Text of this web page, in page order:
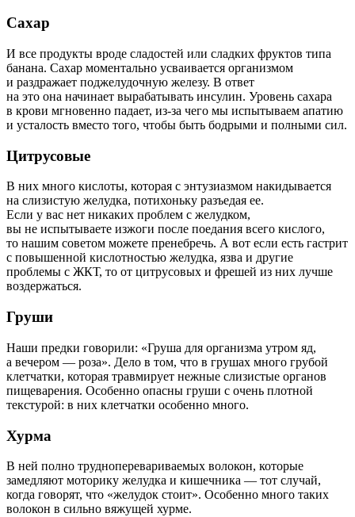
Сахар
И все продукты вроде сладостей или сладких фруктов типа
банана. Сахар моментально усваивается организмом
и раздражает поджелудочную железу. В ответ
на это она начинает вырабатывать инсулин. Уровень сахара
в крови мгновенно падает, из-за чего мы испытываем апатию
и усталость вместо того, чтобы быть бодрыми и полными сил.
Цитрусовые
В них много кислоты, которая с энтузиазмом накидывается
на слизистую желудка, потихоньку разъедая ее.
Если у вас нет никаких проблем с желудком,
вы не испытываете изжоги после поедания всего кислого,
то нашим советом можете пренебречь. А вот если есть гастрит
с повышенной кислотностью желудка, язва и другие
проблемы с ЖКТ, то от цитрусовых и фрешей из них лучше
воздержаться.
Груши
Наши предки говорили: «Груша для организма утром яд,
а вечером — роза». Дело в том, что в грушах много грубой
клетчатки, которая травмирует нежные слизистые органов
пищеварения. Особенно опасны груши с очень плотной
текстурой: в них клетчатки особенно много.
Хурма
В ней полно трудноперевариваемых волокон, которые
замедляют моторику желудка и кишечника — тот случай,
когда говорят, что «желудок стоит». Особенно много таких
волокон в сильно вяжущей хурме.